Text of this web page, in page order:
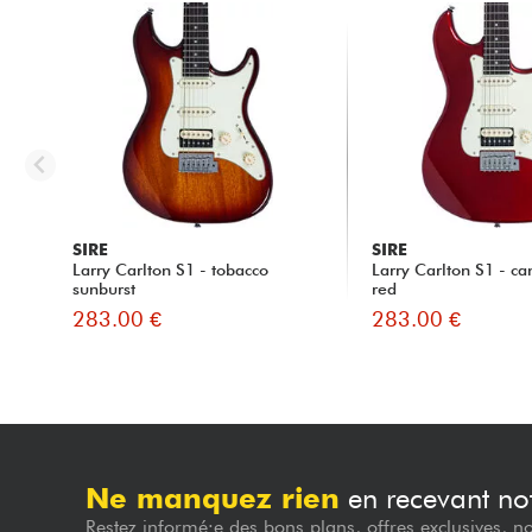
SIRE
Larry Carlton S1 - tobacco
sunburst
283.00 €
SIRE
Larry Carlton S1 -
red
283.00 €
Ne manquez rien en recevant
Restez informé·e des bons plans, offres exclusives,